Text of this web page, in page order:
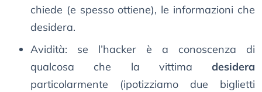
chiede (e spesso ottiene), le informazioni che
desidera.
Avidità: se l’hacker è a conoscenza di
qualcosa che la vittima desidera
particolarmente (ipotizziamo due biglietti